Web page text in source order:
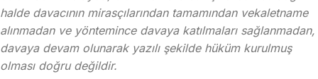
halde davacının mirasçılarından tamamından vekaletname
alınmadan ve yöntemince davaya katılmaları sağlanmadan,
davaya devam olunarak yazılı şekilde hüküm kurulmuş
olması doğru değildir.